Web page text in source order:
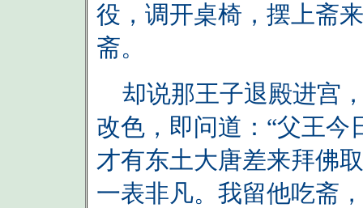
役，调开桌椅，摆上斋
斋。
却说那王子退殿进宫
改色，即问道：“父王今
才有东土大唐差来拜佛
一表非凡。我留他吃斋